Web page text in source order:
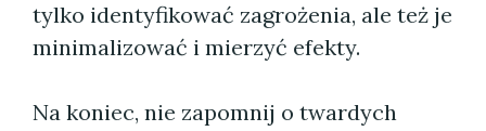
tylko identyfikować zagrożenia, ale też je
minimalizować i mierzyć efekty.
Na koniec, nie zapomnij o twardych